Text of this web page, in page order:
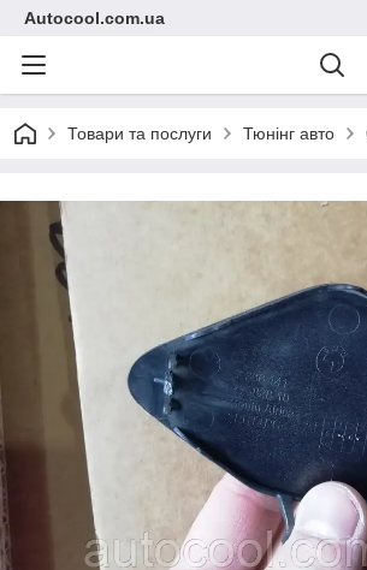
Autocool.com.ua
Товари та послуги Тюнінг авто